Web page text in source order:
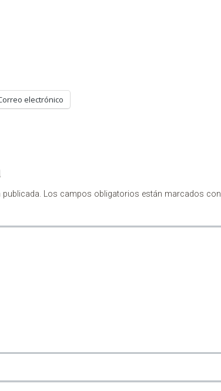
electrónico
Los campos obligatorios están marcados con